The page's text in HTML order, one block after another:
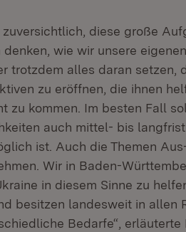
diese große
wie wir unsere
trotzdem alles daran setzen,
zu eröffnen, die ihnen
zu kommen. Im besten Fall
auch mittel- bis
ist. Auch die Themen
Wir in Baden-
in diesem Sinne zu
besitzen landesweit in allen
Bedarfe“, erläuterte